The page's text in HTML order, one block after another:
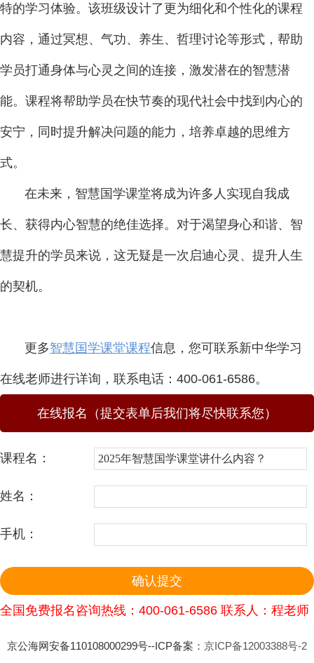
特的学习体验。该班级设计了更为细化和个性化的课程
内容，通过冥想、气功、养生、哲理讨论等形式，帮助
学员打通身体与心灵之间的连接，激发潜在的智慧潜
能。课程将帮助学员在快节奏的现代社会中找到内心的
安宁，同时提升解决问题的能力，培养卓越的思维方
式。
在未来，智慧国学课堂将成为许多人实现自我成
长、获得内心智慧的绝佳选择。对于渴望身心和谐、智
慧提升的学员来说，这无疑是一次启迪心灵、提升人生
的契机。
更多智慧国学课堂课程信息，您可联系新中华学习
在线老师进行详询，联系电话：400-061-6586。
在线报名（提交表单后我们将尽快联系您）
课程名：
姓名：
手机：
全国免费报名咨询热线：400-061-6586 联系人：程老师
京公海网安备110108000299号--ICP备案： 京ICP备12003388号-2